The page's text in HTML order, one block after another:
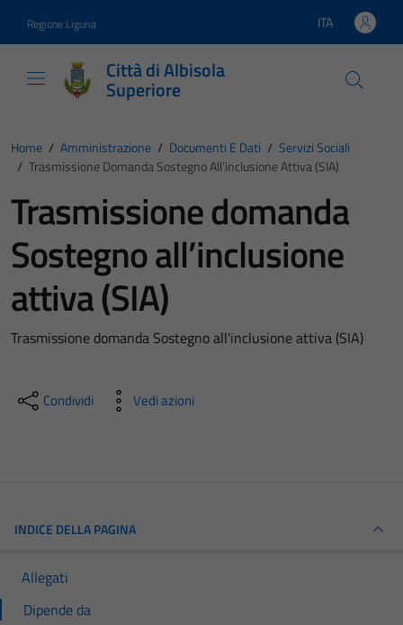
Regione Liguria Lingua attiva:
ITA
Città di Albisola
Superiore
Home / Amministrazione / Documenti E Dati / Servizi Sociali
/ Trasmissione Domanda Sostegno All’inclusione Attiva (SIA)
Trasmissione domanda
Sostegno all’inclusione
attiva (SIA)
Trasmissione domanda Sostegno all'inclusione attiva (SIA)
Condividi Vedi azioni
INDICE DELLA PAGINA
Allegati
Dipende da